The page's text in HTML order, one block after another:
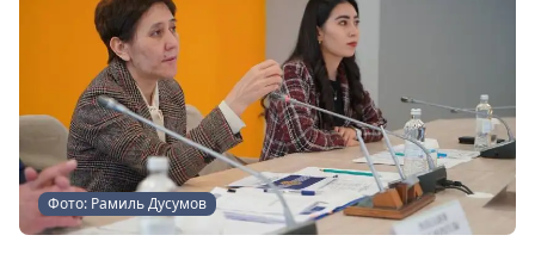
Фото: Рамиль Дусумов